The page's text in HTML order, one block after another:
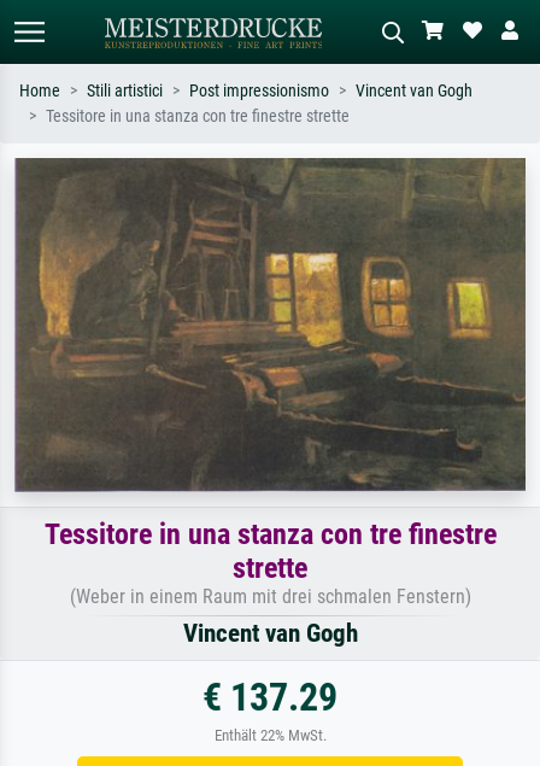
Cerca per artista, titolo o stile – es.
Monet, Notte stellata,
Impressionismo, onda di Hokusai,
nudo.
Descrivi la scena – es. prato verde,
astratto con molto rosso, dipinto a
olio scuro, nudo in piedi vicino a un
Home Stili artistici Post impressionismo
Vincent van Gogh
Tessitore in una stanza con tre finestre strette
Tessitore in una stanza con tre finestre
strette
(Weber in einem Raum mit drei schmalen Fenstern)
Vincent van Gogh
€ 137.29
Enthält 22% MwSt.